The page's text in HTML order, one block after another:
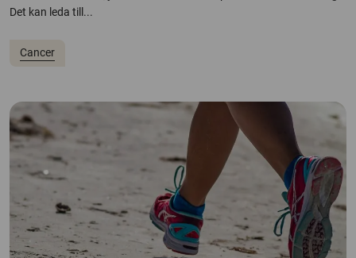
Det kan leda till...
Cancer